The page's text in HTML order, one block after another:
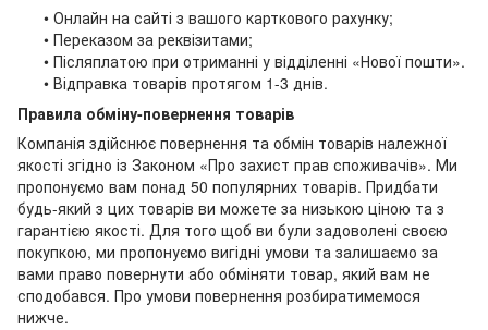
• Онлайн на сайті з вашого карткового рахунку;
• Переказом за реквізитами;
• Післяплатою при отриманні у відділенні «Нової пошти».
• Відправка товарів протягом 1-3 днів.
Правила обміну-повернення товарів
Компанія здійснює повернення та обмін товарів належної
якості згідно із Законом «Про захист прав споживачів». Ми
пропонуємо вам понад 50 популярних товарів. Придбати
будь-який з цих товарів ви можете за низькою ціною та з
гарантією якості. Для того щоб ви були задоволені своєю
покупкою, ми пропонуємо вигідні умови та залишаємо за
вами право повернути або обміняти товар, який вам не
сподобався. Про умови повернення розбиратимемося
нижче.